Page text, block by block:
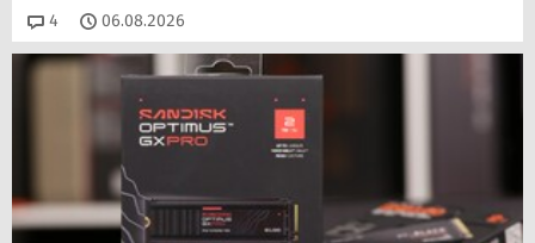
4 Kommentare
06.08.2026